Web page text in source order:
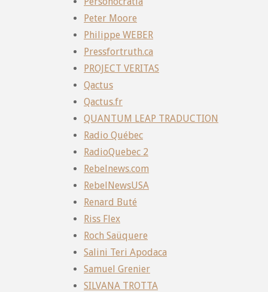
Peter Moore
Philippe WEBER
Pressfortruth.ca
PROJECT VERITAS
Qactus
Qactus.fr
QUANTUM LEAP TRADUCTION
Radio Québec
RadioQuebec 2
Rebelnews.com
RebelNewsUSA
Renard Buté
Riss Flex
Roch Saüquere
Salini Teri Apodaca
Samuel Grenier
SILVANA TROTTA